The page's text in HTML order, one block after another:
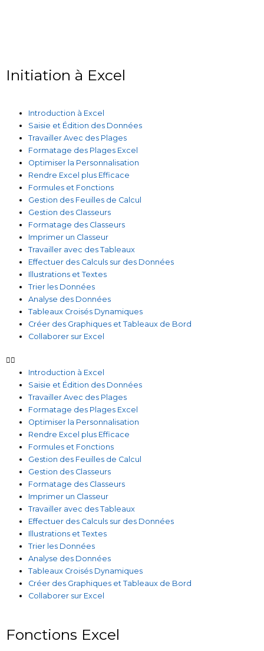
Initiation à Excel
Introduction à Excel
Saisie et Édition des Données
Travailler Avec des Plages
Formatage des Plages Excel
Optimiser la Personnalisation
Rendre Excel plus Efficace
Formules et Fonctions
Gestion des Feuilles de Calcul
Gestion des Classeurs
Formatage des Classeurs
Imprimer un Classeur
Travailler avec des Tableaux
Effectuer des Calculs sur des Données
Illustrations et Textes
Trier les Données
Analyse des Données
Tableaux Croisés Dynamiques
Créer des Graphiques et Tableaux de Bord
Collaborer sur Excel
Introduction à Excel
Saisie et Édition des Données
Travailler Avec des Plages
Formatage des Plages Excel
Optimiser la Personnalisation
Rendre Excel plus Efficace
Formules et Fonctions
Gestion des Feuilles de Calcul
Gestion des Classeurs
Formatage des Classeurs
Imprimer un Classeur
Travailler avec des Tableaux
Effectuer des Calculs sur des Données
Illustrations et Textes
Trier les Données
Analyse des Données
Tableaux Croisés Dynamiques
Créer des Graphiques et Tableaux de Bord
Collaborer sur Excel
Fonctions Excel